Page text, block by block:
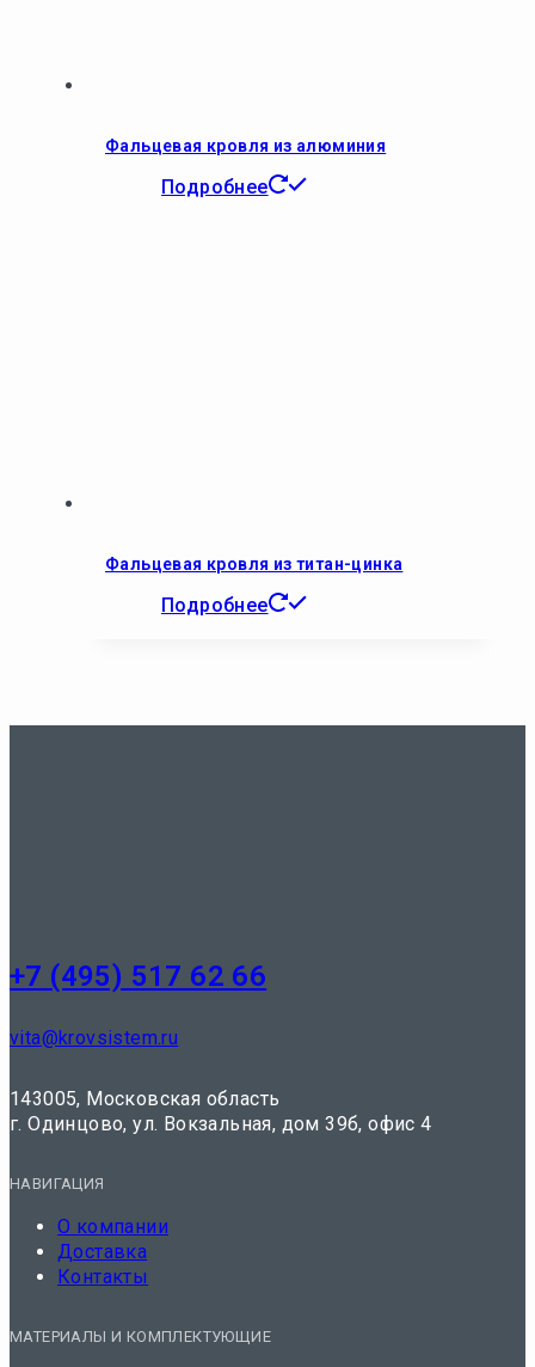
Фальцевая кровля из алюминия
Подробнее
Фальцевая кровля из титан-цинка
Подробнее
+7 (495) 517 62 66
vita@krovsistem.ru
143005, Московская область
г. Одинцово, ул. Вокзальная, дом 39б, офис 4
НАВИГАЦИЯ
О компании
Доставка
Контакты
МАТЕРИАЛЫ И КОМПЛЕКТУЮЩИЕ